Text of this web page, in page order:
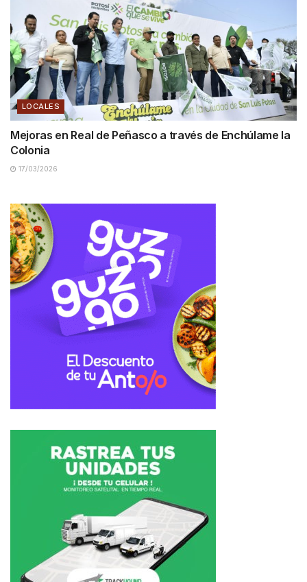
LOCALES
Mejoras en Real de Peñasco a través de Enchúlame la
Colonia
17/03/2026